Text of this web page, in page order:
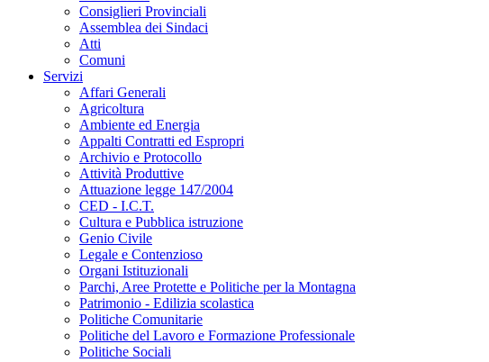
Consiglieri Provinciali
Assemblea dei Sindaci
Atti
Comuni
Servizi
Affari Generali
Agricoltura
Ambiente ed Energia
Appalti Contratti ed Espropri
Archivio e Protocollo
Attività Produttive
Attuazione legge 147/2004
CED - I.C.T.
Cultura e Pubblica istruzione
Genio Civile
Legale e Contenzioso
Organi Istituzionali
Parchi, Aree Protette e Politiche per la Montagna
Patrimonio - Edilizia scolastica
Politiche Comunitarie
Politiche del Lavoro e Formazione Professionale
Politiche Sociali